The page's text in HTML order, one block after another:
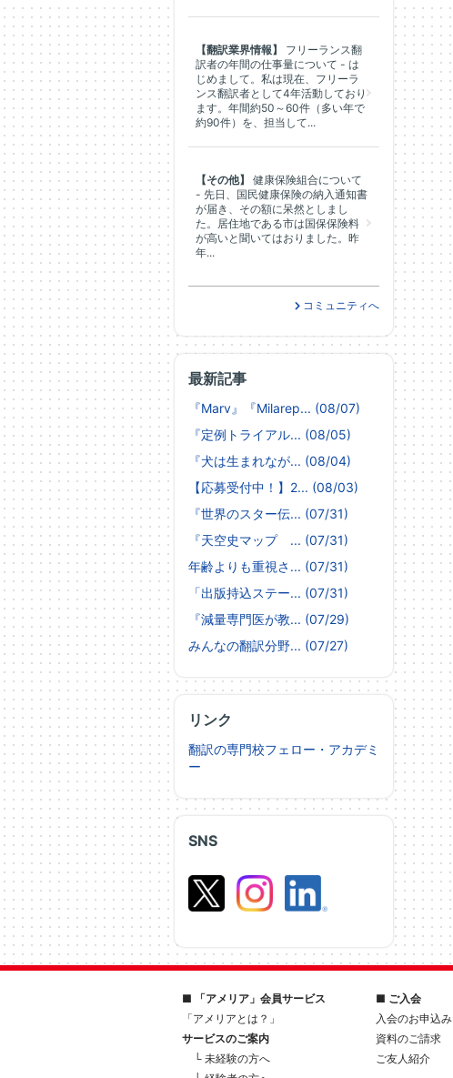
SNS
最新記事
『Marv』『Milarep... (08/07)
『定例トライアル... (08/05)
『犬は生まれなが... (08/04)
【応募受付中！】2... (08/03)
『世界のスター伝... (07/31)
『天空史マップ ... (07/31)
年齢よりも重視さ... (07/31)
「出版持込ステー... (07/31)
『減量専門医が教... (07/29)
みんなの翻訳分野... (07/27)
リンク
翻訳の専門校フェロー・アカデミ
ー
【翻訳業界情報】
フリーランス翻
訳者の年間の仕事量について - は
じめまして。私は現在、フリーラ
ンス翻訳者として4年活動しており
ます。年間約50～60件（多い年で
約90件）を、担当して...
【その他】
健康保険組合について
- 先日、国民健康保険の納入通知書
が届き、その額に呆然としまし
た。居住地である市は国保保険料
が高いと聞いてはおりました。昨
年...
コミュニティへ
■ 「アメリア」会員サービス
「アメリアとは？」
サービスのご案内
└ 未経験の方へ
■ ご入会
入会のお申込み
資料のご請求
ご友人紹介